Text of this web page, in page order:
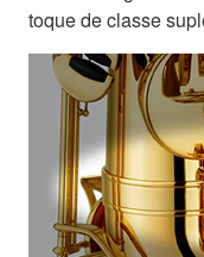
toque de classe